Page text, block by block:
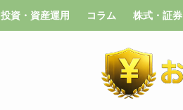
投資・資産運用 コラム 株式・証券